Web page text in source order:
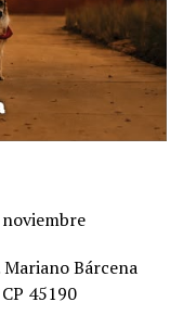
Bárcena
45190